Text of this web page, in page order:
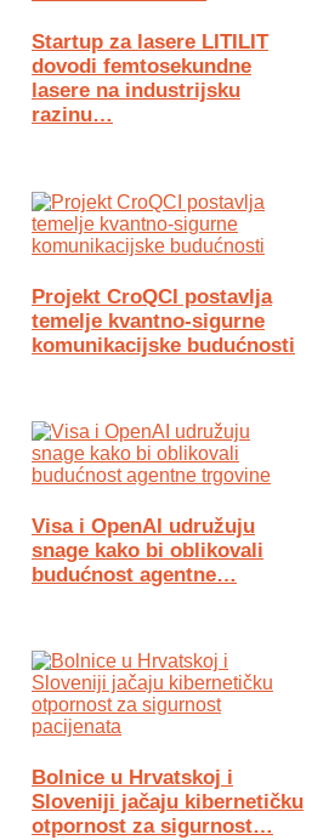
Startup za lasere LITILIT
dovodi femtosekundne
lasere na industrijsku
razinu…
Projekt CroQCI postavlja
temelje kvantno-sigurne
komunikacijske budućnosti
Visa i OpenAI udružuju
snage kako bi oblikovali
budućnost agentne…
Bolnice u Hrvatskoj i
Sloveniji jačaju kibernetičku
otpornost za sigurnost…